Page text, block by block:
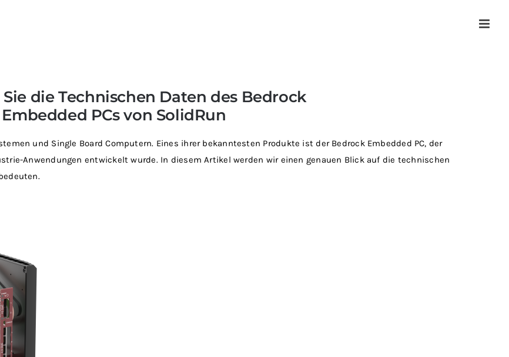
die Technischen Daten des Bedrock
Embedded PCs von SolidRun
und Single Board Computern. Eines ihrer bekanntesten Produkte ist der Bedrock Embedded PC, der
Anwendungen entwickelt wurde. In diesem Artikel werden wir einen genauen Blick auf die technischen